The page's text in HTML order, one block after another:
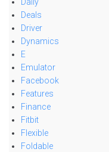
Deals
Driver
Dynamics
E
Emulator
Facebook
Features
Finance
Fitbit
Flexible
Foldable